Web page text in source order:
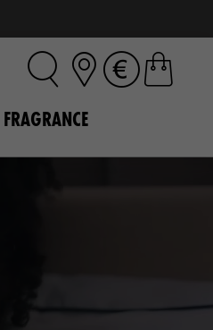
FRAGRANCE